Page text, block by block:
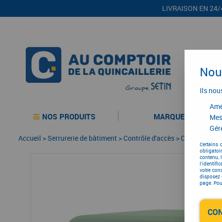
LIVRAISON EN 24/
NOS PRODUITS MARQUES
Accueil >Serrurerie de bâtiment >Contrôle d'accès >Contrôle
Ils
Certains
contenu,
votre
disposez
page.